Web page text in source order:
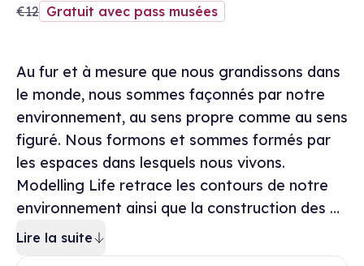
€12 Gratuit avec pass musées
Au fur et à mesure que nous grandissons dans
le monde, nous sommes façonnés par notre
environnement, au sens propre comme au sens
figuré. Nous formons et sommes formés par
les espaces dans lesquels nous vivons.
Modelling Life retrace les contours de notre
environnement ainsi que la construction des …
Lire la suite